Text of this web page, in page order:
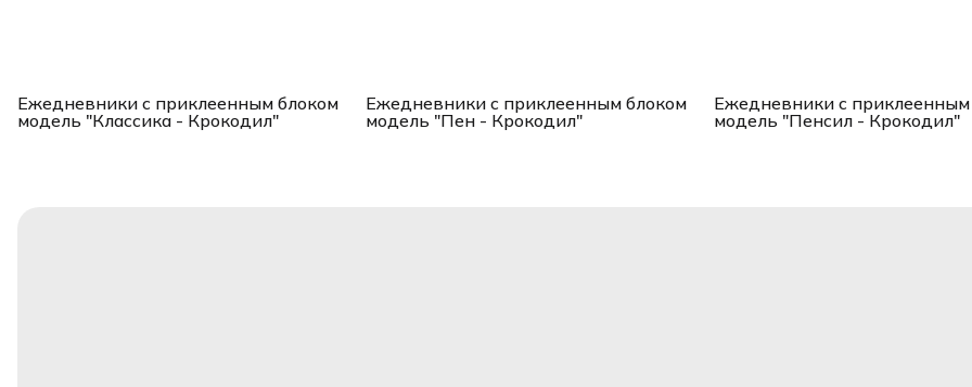
Ежедневники с приклеенным блоком
модель "Классика - Крокодил"
Ежедневники с приклеенным блоком
модель "Пен - Крокодил"
Ежедневники с приклеенным
модель "Пенсил - Крокодил"